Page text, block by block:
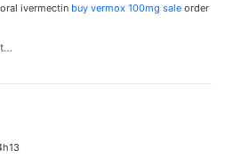
ivermectin buy vermox 100mg sale order